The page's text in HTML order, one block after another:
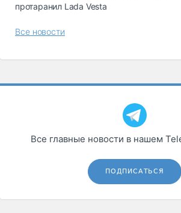
протаранил Lada Vesta
Все новости
Все главные новости в нашем
ПОДПИСАТЬСЯ